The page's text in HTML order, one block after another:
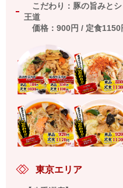
こだわり：豚の旨みと
王道
価格：900円/ 定食1150
東京エリア